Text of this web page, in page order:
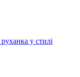
у стилі